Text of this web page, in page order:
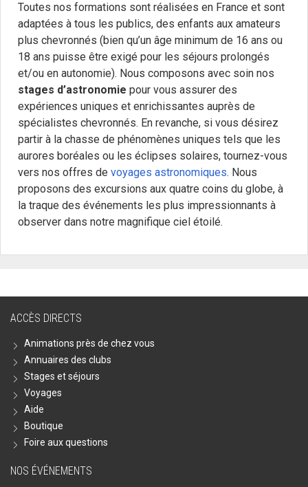
Toutes nos formations sont réalisées en France et sont
adaptées à tous les publics, des enfants aux amateurs
plus chevronnés (bien qu’un âge minimum de 16 ans ou
18 ans puisse être exigé pour les séjours prolongés
et/ou en autonomie). Nous composons avec soin nos
stages d’astronomie pour vous assurer des
expériences uniques et enrichissantes auprès de
spécialistes chevronnés. En revanche, si vous désirez
partir à la chasse de phénomènes uniques tels que les
aurores boréales ou les éclipses solaires, tournez-vous
vers nos offres de voyages astronomiques. Nous
proposons des excursions aux quatre coins du globe, à
la traque des événements les plus impressionnants à
observer dans notre magnifique ciel étoilé.
ACCÈS DIRECTS
Animations près de chez vous
Annuaires des clubs
Stages et séjours
Voyages
Aide
Boutique
Foire aux questions
NOS ÉVÉNEMENTS